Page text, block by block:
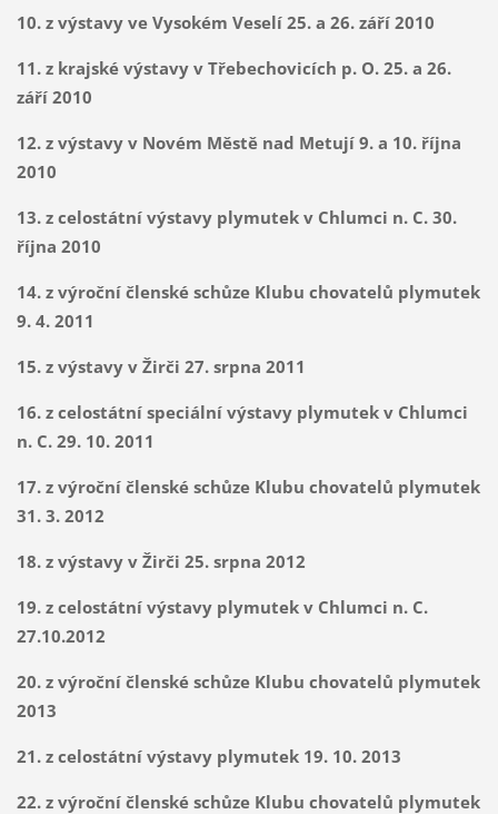
10. z výstavy ve Vysokém Veselí 25. a 26. září 2010
11. z krajské výstavy v Třebechovicích p. O. 25. a 26.
září 2010
12. z výstavy v Novém Městě nad Metují 9. a 10. října
2010
13. z celostátní výstavy plymutek v Chlumci n. C. 30.
října 2010
14. z výroční členské schůze Klubu chovatelů plymutek
9. 4. 2011
15. z výstavy v Žirči 27. srpna 2011
16. z celostátní speciální výstavy plymutek v Chlumci
n. C. 29. 10. 2011
17. z výroční členské schůze Klubu chovatelů plymutek
31. 3. 2012
18. z výstavy v Žirči 25. srpna 2012
19. z celostátnívýstavy plymutek v Chlumci n. C.
27.10.2012
20. z výroční členské schůze Klubu chovatelů plymutek
2013
21. z celostátní výstavy plymutek 19. 10. 2013
22. z výroční členské schůze Klubu chovatelů plymutek